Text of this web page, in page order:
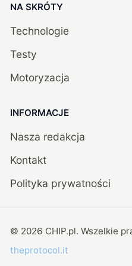
NA SKRÓTY
Technologie
Testy
Motoryzacja
INFORMACJE
Nasza redakcja
Kontakt
Polityka prywatności
© 2026 CHIP.pl. Wszelkie
theprotocol.it